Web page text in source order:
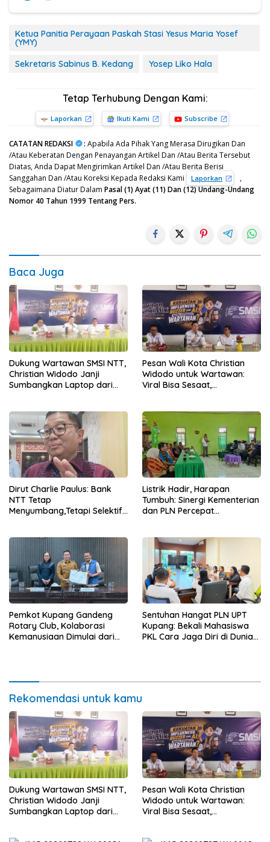
Ketua Panitia Perayaan Paskah Stasi Yesus Maria Yosef
(YMY)
Sekretaris Sabinus B. Kedang
Yosep Liko Hala
Tetap Terhubung Dengan Kami:
Laporkan Ikuti Kami Subscribe
CATATAN REDAKSI : Apabila Ada Pihak Yang Merasa Dirugikan Dan
/Atau Keberatan Dengan Penayangan Artikel Dan /Atau Berita Tersebut
Diatas, Anda Dapat Mengirimkan Artikel Dan /Atau Berita Berisi
Sanggahan Dan /Atau Koreksi Kepada Redaksi Kami
Laporkan
,
Sebagaimana Diatur Dalam Pasal (1) Ayat (11) Dan (12) Undang-Undang
Nomor 40 Tahun 1999 Tentang Pers.
Baca Juga
Dukung Wartawan SMSI NTT,
Christian Widodo Janji
Sumbangkan Laptop dari
Pesan Wali Kota Christian
Widodo untuk Wartawan:
Viral Bisa Sesaat,
Dirut Charlie Paulus: Bank
NTT Tetap
Menyumbang,Tetapi Selektif
Listrik Hadir, Harapan
Tumbuh: Sinergi Kementerian
dan PLN Percepat
Pemkot Kupang Gandeng
Rotary Club, Kolaborasi
Kemanusiaan Dimulai dari
Sentuhan Hangat PLN UPT
Kupang: Bekali Mahasiswa
PKL Cara Jaga Diri di Dunia
Rekomendasi untuk kamu
Dukung Wartawan SMSI NTT,
Christian Widodo Janji
Sumbangkan Laptop dari
Pesan Wali Kota Christian
Widodo untuk Wartawan:
Viral Bisa Sesaat,